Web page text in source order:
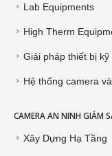
Lab Equipments
High Therm
Giải pháp thiết bị
Hệ thống camera
CAMERA AN NINH GIÁM
Xây Dựng Hạ Tầng